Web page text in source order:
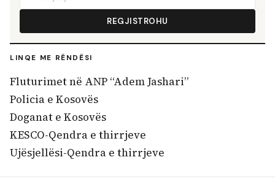
REGJISTROHU
LINQE ME RËNDËSI
Fluturimet në ANP “Adem Jashari”
Policia e Kosovës
Doganat e Kosovës
KESCO-Qendra e thirrjeve
Ujësjellësi-Qendra e thirrjeve